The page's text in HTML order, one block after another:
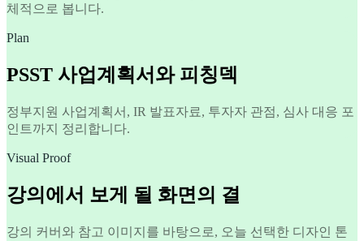
체적으로 봅니다.
Plan
PSST 사업계획서와 피칭덱
정부지원 사업계획서, IR 발표자료, 투자자 관점, 심사 대응 포
인트까지 정리합니다.
Visual Proof
강의에서 보게 될 화면의 결
강의 커버와 참고 이미지를 바탕으로, 오늘 선택한 디자인 톤